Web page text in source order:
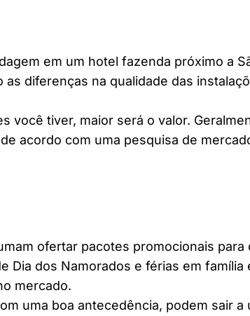
em um hotel fazenda próximo a
diferenças na qualidade das
você tiver, maior será o valor.
acordo com uma pesquisa de
ofertar pacotes promocionais para
Dia dos Namorados e férias em família
mercado.
uma boa antecedência, podem sair